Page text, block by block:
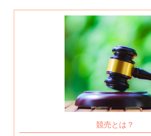
競売とは？